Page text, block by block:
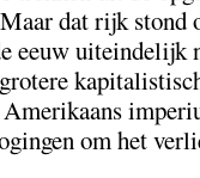
dat rijk stond
eeuw uiteindelijk
Amerikaans
om het